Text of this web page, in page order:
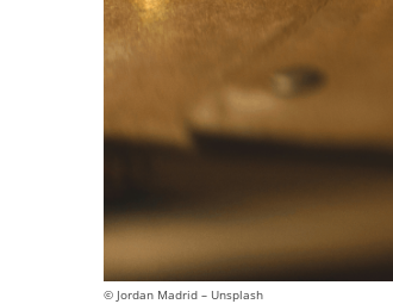
© Jordan Madrid – Unsplash